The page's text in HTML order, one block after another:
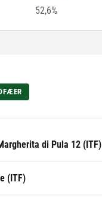
52,6%
di Pula 12 (ITF)
(ITF)